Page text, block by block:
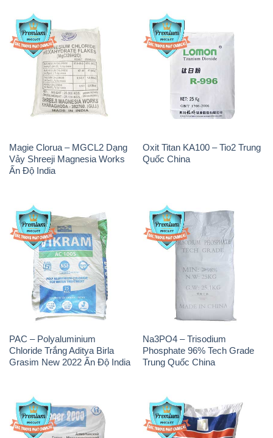
Magie Clorua – MGCL2 Dạng
Vảy Shreeji Magnesia Works
Ấn Độ India
Oxit Titan KA100 – Tio2 Trung
Quốc China
PAC – Polyaluminium
Chloride Trắng Aditya Birla
Grasim New 2022 Ấn Độ India
Na3PO4 – Trisodium
Phosphate 96% Tech Grade
Trung Quốc China